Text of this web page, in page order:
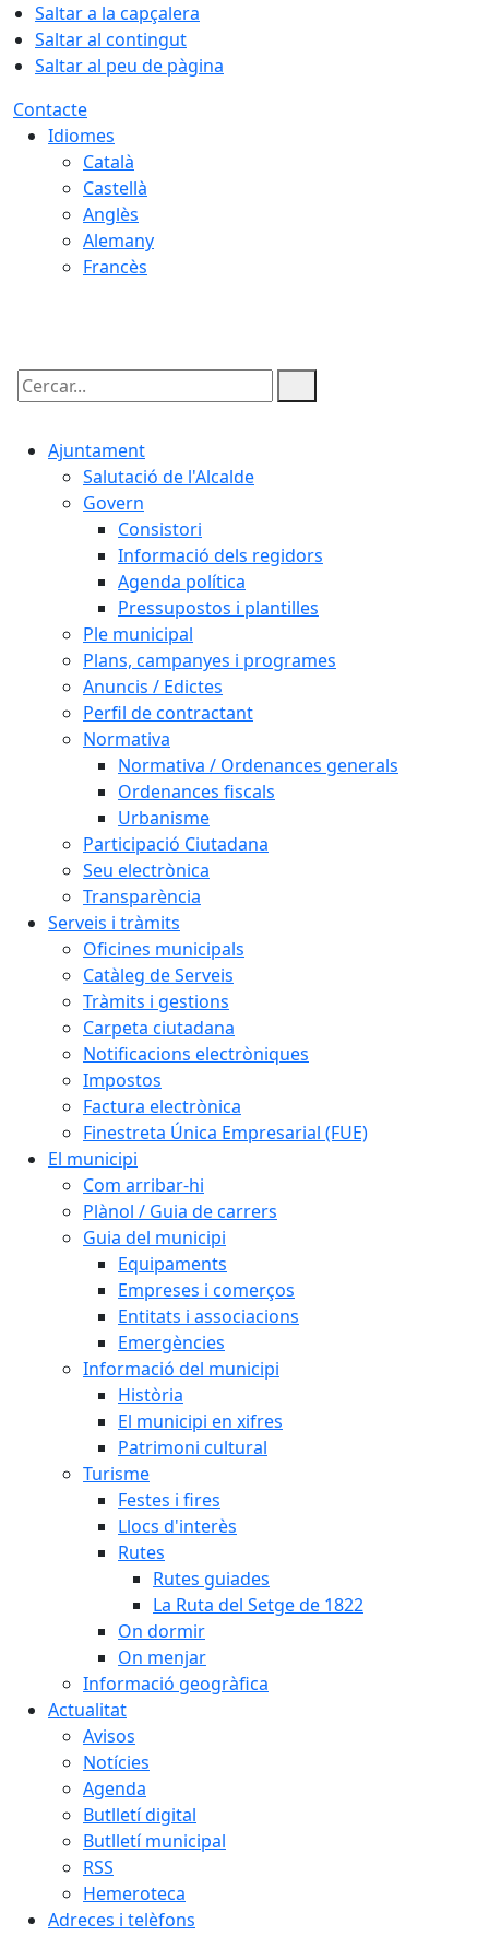
Saltar a la capçalera
Saltar al contingut
Saltar al peu de pàgina
Contacte
Idiomes
Català
Castellà
Anglès
Alemany
Francès
Cercar:
Ajuntament
Salutació de l'Alcalde
Govern
Consistori
Informació dels regidors
Agenda política
Pressupostos i plantilles
Ple municipal
Plans, campanyes i programes
Anuncis / Edictes
Perfil de contractant
Normativa
Normativa / Ordenances generals
Ordenances fiscals
Urbanisme
Participació Ciutadana
Seu electrònica
Transparència
Serveis i tràmits
Oficines municipals
Catàleg de Serveis
Tràmits i gestions
Carpeta ciutadana
Notificacions electròniques
Impostos
Factura electrònica
Finestreta Única Empresarial (FUE)
El municipi
Com arribar-hi
Plànol / Guia de carrers
Guia del municipi
Equipaments
Empreses i comerços
Entitats i associacions
Emergències
Informació del municipi
Història
El municipi en xifres
Patrimoni cultural
Turisme
Festes i fires
Llocs d'interès
Rutes
Rutes guiades
La Ruta del Setge de 1822
On dormir
On menjar
Informació geogràfica
Actualitat
Avisos
Notícies
Agenda
Butlletí digital
Butlletí municipal
RSS
Hemeroteca
Adreces i telèfons